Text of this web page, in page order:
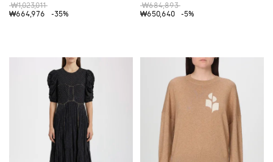
₩1,023,011
₩664,976
-35%
₩684,893
₩650,640
-5%